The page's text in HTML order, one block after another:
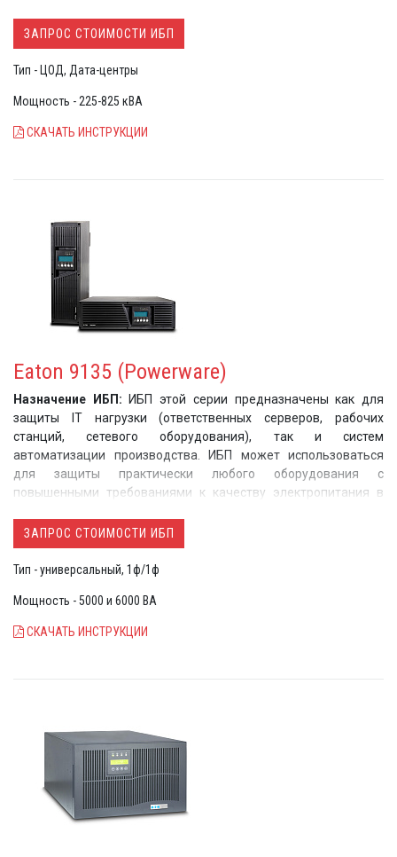
ЗАПРОС СТОИМОСТИ ИБП
Тип - ЦОД, Дата-центры
Мощность - 225-825 кВА
СКАЧАТЬ ИНСТРУКЦИИ
Eaton 9135 (Powerware)
Назначение ИБП : ИБП этой серии предназначены как для
защиты IT нагрузки (ответственных серверов, рабочих
станций, сетевого оборудования), так и систем
автоматизации производства. ИБП может использоваться
для защиты практически любого оборудования с
повышенными требованиями к качеству электропитания в
ЗАПРОС СТОИМОСТИ ИБП
Тип - универсальный, 1ф/1ф
Мощность - 5000 и 6000 ВА
СКАЧАТЬ ИНСТРУКЦИИ